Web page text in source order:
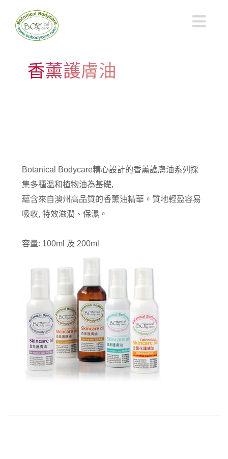
content
產品推介
搜
索
果：
香薰護膚油
Botanical Bodycare精心設計的香薰護膚油系列採
集多種溫和植物油為基礎,
蘊含來自澳州高品質的香薰油精華。 質地輕盈容易
吸收,特效滋潤、保濕。
容量: 100ml 及 200ml